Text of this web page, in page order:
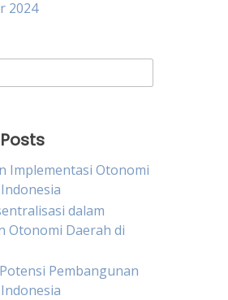
2024
Implementasi Otonomi
dalam
Otonomi Daerah di
Pembangunan